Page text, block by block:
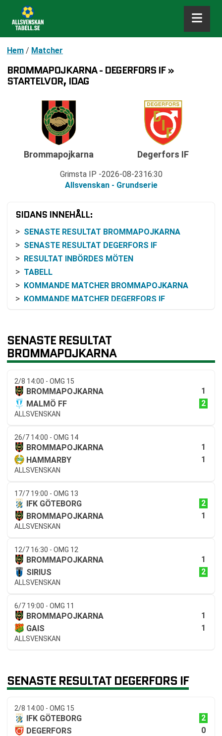
Hem / Matcher
BROMMAPOJKARNA - DEGERFORS IF »
STARTELVOR, IDAG
Brommapojkarna
Grimsta IP 2026-08-2316:30
Allsvenskan - Grundserie
Degerfors IF
SIDANS INNEHÅLL:
SENASTE RESULTAT BROMMAPOJKARNA
SENASTE RESULTAT DEGERFORS IF
RESULTAT INBÖRDES MÖTEN
TABELL
KOMMANDE MATCHER BROMMAPOJKARNA
KOMMANDE MATCHER DEGERFORS IF
SENASTE RESULTAT
BROMMAPOJKARNA
2/8 14:00 - OMG 15
BROMMAPOJKARNA
1
MALMÖ FF
2
ALLSVENSKAN
26/7 14:00 - OMG 14
BROMMAPOJKARNA
1
HAMMARBY
1
ALLSVENSKAN
17/7 19:00 - OMG 13
IFK GÖTEBORG
2
BROMMAPOJKARNA
1
ALLSVENSKAN
12/7 16:30 - OMG 12
BROMMAPOJKARNA
1
SIRIUS
2
ALLSVENSKAN
6/7 19:00 - OMG 11
BROMMAPOJKARNA
1
GAIS
1
ALLSVENSKAN
SENASTE RESULTAT DEGERFORS IF
2/8 14:00 - OMG 15
IFK GÖTEBORG
2
DEGERFORS
0